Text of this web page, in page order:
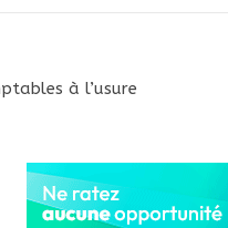
à l’usure